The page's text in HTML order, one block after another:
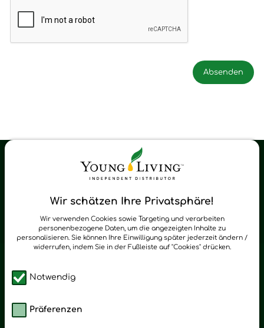
Wir schätzen Ihre Privatsphäre!
Wir verwenden Cookies sowie Targeting und verarbeiten
personenbezogene Daten, um die angezeigten Inhalte zu
personalisieren. Sie können Ihre Einwilligung später jederzeit ändern /
widerrufen, indem Sie in der Fußleiste auf "Cookies" drücken.
Notwendig
Präferenzen
Young Living Shop-Oil Newsletter
zum Newsletter anmelden